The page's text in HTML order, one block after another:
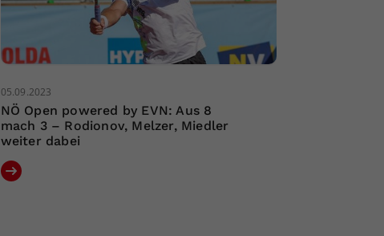
05.09.2023
NÖ Open powered by EVN: Aus 8
mach 3 – Rodionov, Melzer, Miedler
weiter dabei